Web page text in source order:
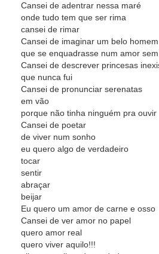
Cansei de adentrar nessa maré
onde tudo tem que ser rima
cansei de rimar
Cansei de imaginar um belo homem
que se enquadrasse num amor
Cansei de descrever princesas
que nunca fui
Cansei de pronunciar serenatas
em vão
porque não tinha ninguém pra ouvir
Cansei de poetar
de viver num sonho
eu quero algo de verdadeiro
tocar
sentir
abraçar
beijar
Eu quero um amor de carne e osso
Cansei de ver amor no papel
quero amor real
quero viver aquilo!!!